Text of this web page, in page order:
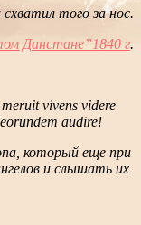
того за нос.
Данстане”1840 г.
vivens videre
audire!
который еще при
и слышать их